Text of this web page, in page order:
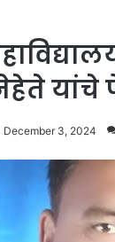
नेहेते
December 3, 2024